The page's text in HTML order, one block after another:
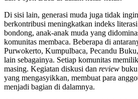
Di sisi lain, generasi muda juga tidak
berkontribusi meningkatkan indeks
bondong, anak-anak muda yang
komunitas membaca. Beberapa di
Purwokerto, Kumpulbaca, Pecandu
lain sebagainya. Setiap komunitas
masing. Kegiatan diskusi dan review
yang mengasyikkan, membuat para
menjadi bagian di dalamnya.